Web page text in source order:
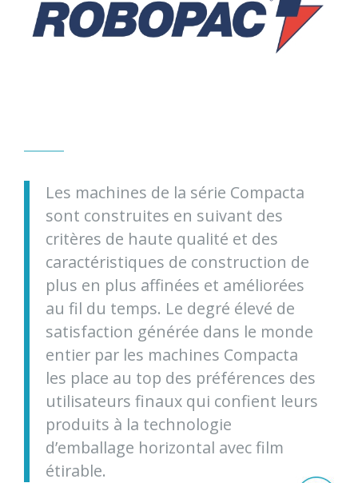
Les machines de la série Compacta
sont construites en suivant des
critères de haute qualité et des
caractéristiques de construction de
plus en plus affinées et améliorées
au fil du temps. Le degré élevé de
satisfaction générée dans le monde
entier par les machines Compacta
les place au top des préférences des
utilisateurs finaux qui confient leurs
produits à la technologie
d’emballage horizontal avec film
étirable.